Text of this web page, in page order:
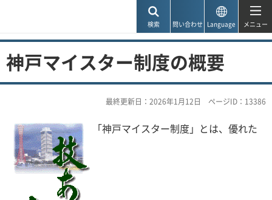
検索 問い合わせ Language メニュー
神戸マイスター制度の概要
最終更新日：2026年1月12日 ページID：13386
「神戸マイスター制度」とは、優れた